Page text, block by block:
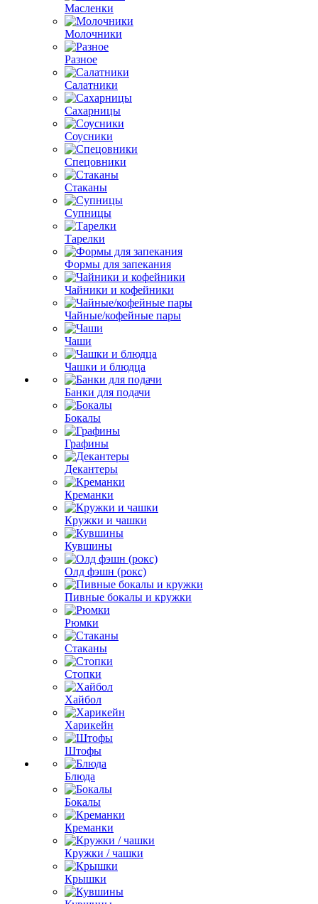
Масленки
Молочники
Разное
Салатники
Сахарницы
Соусники
Спецовники
Стаканы
Супницы
Тарелки
Формы для запекания
Чайники и кофейники
Чайные/кофейные пары
Чаши
Чашки и блюдца
Банки для подачи
Бокалы
Графины
Декантеры
Креманки
Кружки и чашки
Кувшины
Олд фэшн (рокс)
Пивные бокалы и кружки
Рюмки
Стаканы
Стопки
Хайбол
Харикейн
Штофы
Блюда
Бокалы
Креманки
Кружки / чашки
Крышки